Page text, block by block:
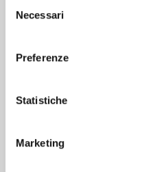
delNecessari
Preferenze
Statistiche
Marketing